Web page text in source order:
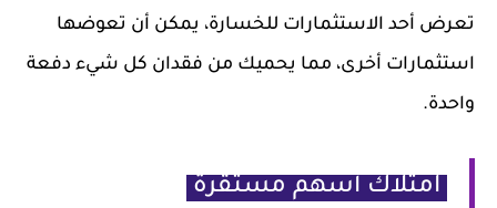
تعرض أحد الاستثمارات للخسارة، يمكن أن تعوضها
استثمارات أخرى، مما يحميك من فقدان كل شيء دفعة
واحدة.
امتلاك أسهم مستقرة